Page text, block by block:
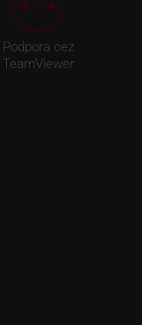
Podpora cez
TeamViewer